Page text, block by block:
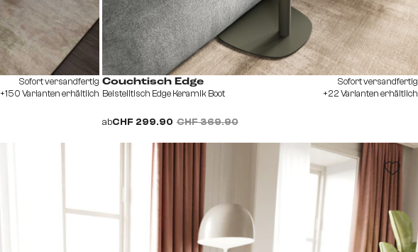
Sofort versandfertig
+150 Varianten erhältlich
Couchtisch Edge
Beistelltisch Edge Keramik Boot
abCHF 299.90 CHF 369.90
Sofort versandfertig
+22 Varianten erhältlich